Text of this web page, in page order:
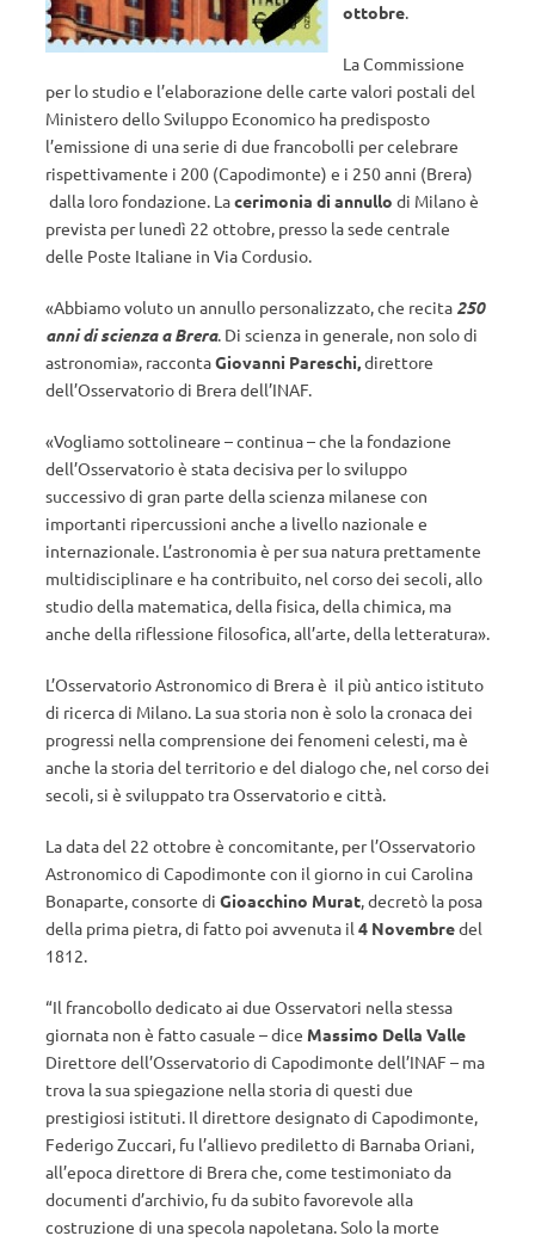
ottobre.
La Commissione
per lo studio e l’elaborazione delle carte valori postali del
Ministero dello Sviluppo Economico ha predisposto
l’emissione di una serie di due francobolli per celebrare
rispettivamente i 200 (Capodimonte) e i 250 anni (Brera)
dalla loro fondazione. Lacerimonia di annullo di Milano è
prevista per lunedì 22 ottobre, presso la sede centrale
delle Poste Italiane in Via Cordusio.
«Abbiamo voluto un annullo personalizzato, che recita 250
anni di scienza a Brera. Di scienza in generale, non solo di
astronomia», raccontaGiovanni Pareschi,direttore
dell’Osservatorio di Brera dell’INAF.
«Vogliamo sottolineare – continua – che la fondazione
dell’Osservatorio è stata decisiva per lo sviluppo
successivo di gran parte della scienza milanese con
importanti ripercussioni anche a livello nazionale e
internazionale. L’astronomia è per sua natura prettamente
multidisciplinare e ha contribuito, nel corso dei secoli, allo
studio della matematica, della fisica, della chimica, ma
anche della riflessione filosofica, all’arte, della letteratura».
L’Osservatorio Astronomico di Brera è il più antico istituto
di ricerca di Milano. La sua storia non è solo la cronaca dei
progressi nella comprensione dei fenomeni celesti, ma è
anche la storia del territorio e del dialogo che, nel corso dei
secoli, si è sviluppato tra Osservatorio e città.
La data del 22 ottobre è concomitante, per l’Osservatorio
Astronomico di Capodimonte con il giorno in cui Carolina
Bonaparte, consorte di Gioacchino Murat, decretò la posa
della prima pietra, di fatto poi avvenuta il 4 Novembredel
1812.
“Il francobollo dedicato ai due Osservatori nella stessa
giornata non è fatto casuale – dice Massimo Della Valle
Direttore dell’Osservatorio di Capodimonte dell’INAF – ma
trova la sua spiegazione nella storia di questi due
prestigiosi istituti. Il direttore designato di Capodimonte,
Federigo Zuccari, fu l’allievo prediletto di Barnaba Oriani,
all’epoca direttore di Brera che, come testimoniato da
documenti d’archivio, fu da subito favorevole alla
costruzione di una specola napoletana. Solo la morte